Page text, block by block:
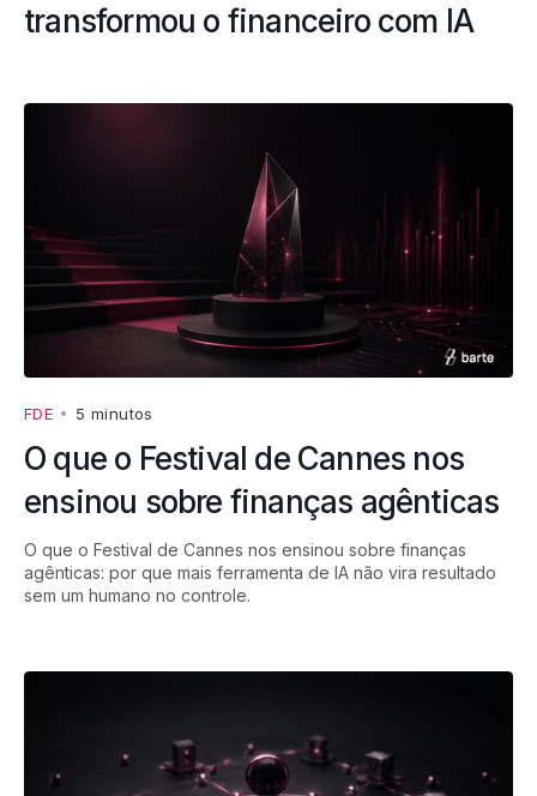
transformou o financeiro com IA
FDE • 5 minutos
O que o Festival de Cannes nos
ensinou sobre finanças agênticas
O que o Festival de Cannes nos ensinou sobre finanças
agênticas: por que mais ferramenta de IA não vira resultado
sem um humano no controle.